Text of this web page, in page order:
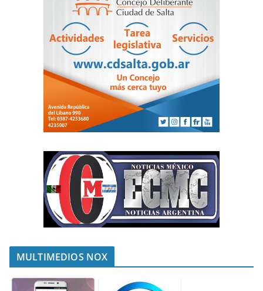
MULTIMEDIOS NOX